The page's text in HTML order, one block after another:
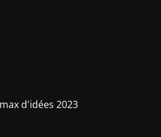
d'idées 2023